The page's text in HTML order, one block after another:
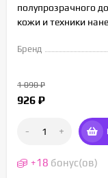
полупрозрачного
кожи и техники
Бренд
1 090₽
926 ₽
- +
+18 бонус(ов)